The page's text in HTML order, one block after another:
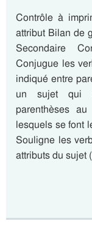
Contrôle à
attribut Bilan de
Secondaire
Conjugue les
indiqué entre
un sujet qui
parenthèses
lesquels se font
Souligne les
attributs du sujet